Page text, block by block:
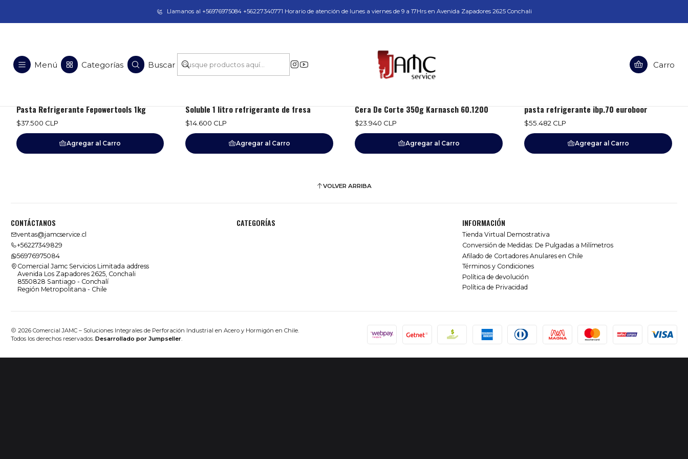
Taladros Magnéticos en Chile | Venta, Arriendo y Servicio Técnico
Menú Categorías Buscar Carro
Llamanos al +56976975084 +56227340771 Horario de atención de lunes a viernes de 9 a 17Hrs en Avenida Zapadores 2625 Conchali
Refrigerantes Pastas Solubles Filtros
Pasta Refrigerante Fepowertools 1kg
$37.500 CLP
Agregar al Carro
Soluble 1 litro refrigerante de fresa
$14.600 CLP
Agregar al Carro
Cera De Corte 350g Karnasch 60.1200
$23.940 CLP
Agregar al Carro
pasta refrigerante ibp.70 euroboor
$55.482 CLP
Agregar al Carro
VOLVER ARRIBA
CONTÁCTANOS
ventas@jamcservice.cl
+56227349829
56976975084
Comercial Jamc Servicios Limitada address
Avenida Los Zapadores 2625, Conchali
8550828 Santiago - Conchalí
Región Metropolitana - Chile
CATEGORÍAS INFORMACIÓN
Tienda Virtual Demostrativa
Conversión de Medidas: De Pulgadas a Milímetros
Afilado de Cortadores Anulares en Chile
Términos y Condiciones
Política de devolución
Política de Privacidad
2026 Comercial JAMC – Soluciones Integrales de Perforación Industrial en Acero y Hormigón en Chile.
Todos los derechos reservados. Desarrollado por Jumpseller